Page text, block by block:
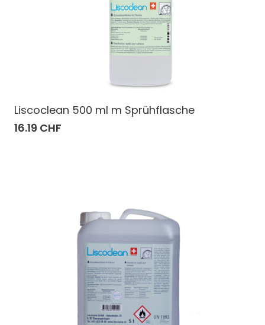
Liscoclean 500 ml m Sprühflasche
16.19 CHF